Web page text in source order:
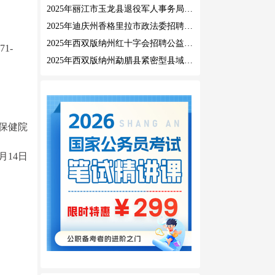
健院
14日
2025年丽江市玉龙县退役军人事务局公益性岗位招聘公告
2025年迪庆州香格里拉市政法委招聘公益性岗位公告
2025年西双版纳州红十字会招聘公益性岗位人员公告
2025年西双版纳州勐腊县紧密型县域医共体招聘编外人员公告